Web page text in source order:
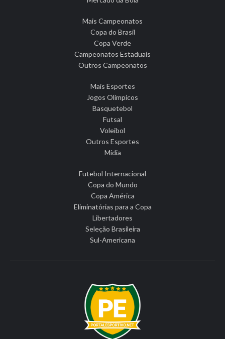
Mais Campeonatos
Copa do Brasil
Copa Verde
Campeonatos Estaduais
Outros Campeonatos
Mais Esportes
Jogos Olímpicos
Basquetebol
Futsal
Voleibol
Outros Esportes
Mídia
Futebol Internacional
Copa do Mundo
Copa América
Eliminatórias para a Copa
Libertadores
Seleção Brasileira
Sul-Americana